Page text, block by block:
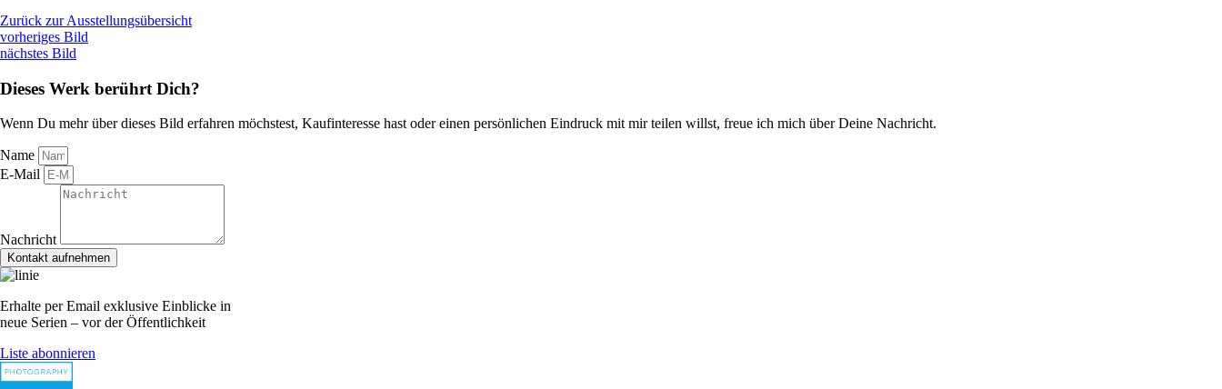
Zurück zur Ausstellungsübersicht
vorheriges Bild
nächstes Bild
Dieses Werk berührt Dich?
Wenn Du mehr über dieses Bild erfahren möchstest, Kaufinteresse hast oder einen persönlichen Eindruck mit mir teilen willst, freue ich mich über Deine Nachricht.
Name
E-Mail
Nachricht
Kontakt aufnehmen
Erhalte per Email exklusive Einblicke in
neue Serien – vor der Öffentlichkeit
Liste abonnieren